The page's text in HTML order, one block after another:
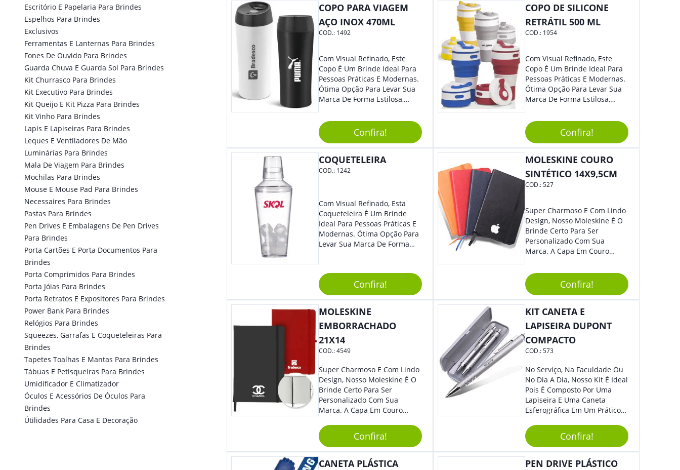
Escritório E Papelaria Para Brindes
Espelhos Para Brindes
Exclusivos
Ferramentas E Lanternas Para Brindes
Fones De Ouvido Para Brindes
Guarda Chuva E Guarda Sol Para Brindes
Kit Churrasco Para Brindes
Kit Executivo Para Brindes
Kit Queijo E Kit Pizza Para Brindes
Kit Vinho Para Brindes
Lapis E Lapiseiras Para Brindes
Leques E Ventiladores De Mão
Luminárias Para Brindes
Mala De Viagem Para Brindes
Mochilas Para Brindes
Mouse E Mouse Pad Para Brindes
Necessaires Para Brindes
Pastas Para Brindes
Pen Drives E Embalagens De Pen Drives
Para Brindes
Porta Cartões E Porta Documentos Para
Brindes
Porta Comprimidos Para Brindes
Porta Jóias Para Brindes
Porta Retratos E Expositores Para Brindes
Power Bank Para Brindes
Relógios Para Brindes
Squeezes, Garrafas E Coqueteleiras Para
Brindes
Tapetes Toalhas E Mantas Para Brindes
Tábuas E Petisqueiras Para Brindes
Umidificador E Climatizador
Óculos E Acessórios De Óculos Para
Brindes
Útilidades Para Casa E Decoração
COPO PARA VIAGEM
AÇO INOX 470ML
COD.: 1492
Com Visual Refinado, Este
Copo É Um Brinde Ideal Para
Pessoas Práticas E Modernas.
Ótima Opção Para Levar Sua
Marca De Forma Estilosa,
Empresa Em Eventos,
Reuniões Corporativas Ou Até
Mesmo Para Presentear
Colaboradores.
Confira!
COPO DE SILICONE
RETRÁTIL 500 ML
COD.: 1954
Com Visual Refinado, Este
Copo É Um Brinde Ideal Para
Pessoas Práticas E Modernas.
Ótima Opção Para Levar Sua
Marca De Forma Estilosa,
Empresa Em Eventos,
Reuniões Corporativas Ou Até
Mesmo Para Presentear
Colaboradores.
Confira!
COQUETELEIRA
COD.: 1242
Com Visual Refinado, Esta
Coqueteleira É Um Brinde
Ideal Para Pessoas Práticas E
Modernas. Ótima Opção Para
Levar Sua Marca De Forma
Reuniões Corporativas Ou Até
Mesmo Para Presentear
Colaboradores E Parceiros De
Confira!
MOLESKINE COURO
SINTÉTICO 14X9,5CM
COD.:527
Super Charmoso E Com Lindo
Design, Nosso Moleskine É O
Brinde Certo Para Ser
Personalizado Com Sua
Marca. A Capa Em Couro
Elástico Permite Maior
Segurança Ao Carregá-Lo.
Ofereça A Seus Clientes E
Colaboradores, Sem Dúvidas
Eles Irão Adorar.
Confira!
MOLESKINE
EMBORRACHADO
21X14
COD.:4549
Super Charmoso E Com Lindo
Design, Nosso Moleskine É O
Brinde Certo Para Ser
Personalizado Com Sua
Marca. A Capa Em Couro
Elástico Permite Ter Maior
Segurança Ao Carregá-Lo.
Ofereça A Seus Clientes E
Colaboradores, Sem Dúvidas
Confira!
KIT CANETA E
LAPISEIRA DUPONT
COMPACTO
COD.:573
No Serviço, Na Faculdade Ou
No Dia A Dia, Nosso Kit É Ideal
Pois É Composto Por Uma
Lapiseira E Uma Caneta
Esferográfica Em Um Prático
Clientes E Colaboradores Irão
Adorar. Não Perca A Chance
De Personalizá-Lo
Especialmente Com Sua
Confira!
CANETA PLÁSTICA
PEN DRIVE PLÁSTICO